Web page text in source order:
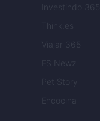
Investindo 365
Think.es
Viajar 365
ES Newz
Pet Story
Encocina